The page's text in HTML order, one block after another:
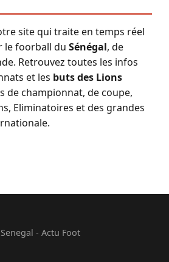
site qui traite en temps réel
le foorball du Sénégal, de
Retrouvez toutes les infos
et les buts des Lions
de championnat, de coupe,
Eliminatoires et des grandes
- Actu Foot